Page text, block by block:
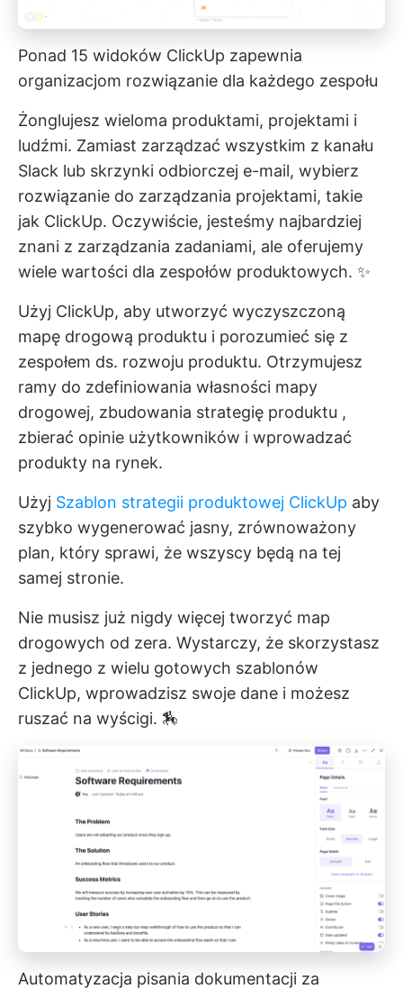
Ponad 15 widoków ClickUp zapewnia
organizacjom rozwiązanie dla każdego zespołu
Żonglujesz wieloma produktami, projektami i
ludźmi. Zamiast zarządzać wszystkim z kanału
Slack lub skrzynki odbiorczej e-mail, wybierz
rozwiązanie do zarządzania projektami, takie
jak ClickUp. Oczywiście, jesteśmy najbardziej
znani z zarządzania zadaniami, ale oferujemy
wiele wartości dla zespołów produktowych. ✨
Użyj ClickUp, aby utworzyć wyczyszczoną
mapę drogową produktu i porozumieć się z
zespołem ds. rozwoju produktu. Otrzymujesz
ramy do zdefiniowania własności mapy
drogowej, zbudowania strategię produktu ,
zbierać opinie użytkowników i wprowadzać
produkty na rynek.
Użyj Szablon strategii produktowej ClickUp aby
szybko wygenerować jasny, zrównoważony
plan, który sprawi, że wszyscy będą na tej
samej stronie.
Nie musisz już nigdy więcej tworzyć map
drogowych od zera. Wystarczy, że skorzystasz
z jednego z wielu gotowych szablonów
ClickUp, wprowadzisz swoje dane i możesz
ruszać na wyścigi. 🏇
Automatyzacja pisania dokumentacji za